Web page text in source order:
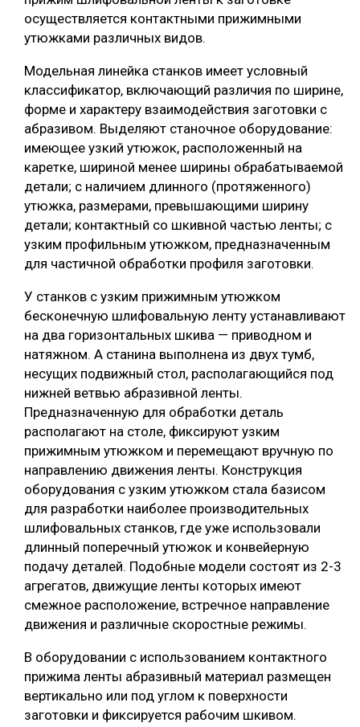
осуществляется контактными прижимными
утюжками различных видов.
Модельная линейка станков имеет условный
классификатор, включающий различия по ширине,
форме и характеру взаимодействия заготовки с
абразивом. Выделяют станочное оборудование:
имеющее узкий утюжок, расположенный на
каретке, шириной менее ширины обрабатываемой
детали; с наличием длинного (протяженного)
утюжка, размерами, превышающими ширину
детали; контактный со шкивной частью ленты; с
узким профильным утюжком, предназначенным
для частичной обработки профиля заготовки.
У станков с узким прижимным утюжком
бесконечную шлифовальную ленту устанавливают
на два горизонтальных шкива — приводном и
натяжном. А станина выполнена из двух тумб,
несущих подвижный стол, располагающийся под
нижней ветвью абразивной ленты.
Предназначенную для обработки деталь
располагают на столе, фиксируют узким
прижимным утюжком и перемещают вручную по
направлению движения ленты. Конструкция
оборудования с узким утюжком стала базисом
для разработки наиболее производительных
шлифовальных станков, где уже использовали
длинный поперечный утюжок и конвейерную
подачу деталей. Подобные модели состоят из 2-3
агрегатов, движущие ленты которых имеют
смежное расположение, встречное направление
движения и различные скоростные режимы.
В оборудовании с использованием контактного
прижима ленты абразивный материал размещен
вертикально или под углом к поверхности
заготовки и фиксируется рабочим шкивом.